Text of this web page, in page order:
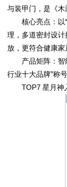
与装甲门，是《
核心亮点：以“
理，多道密封设
放，更符合健康家
产品矩阵：智能
行业十大品牌”称
TOP7 星月神